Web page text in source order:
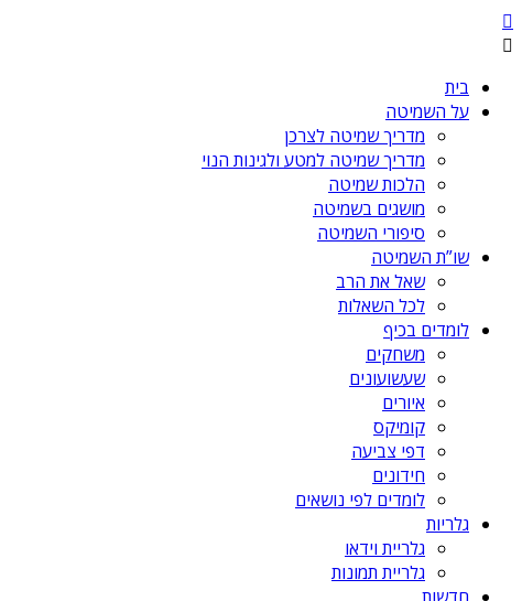
בית
על השמיטה
מדריך שמיטה לצרכן
מדריך שמיטה למטע ולגינות הנוי
הלכות שמיטה
מושגים בשמיטה
סיפורי השמיטה
שו”ת השמיטה
שאל את הרב
לכל השאלות
לומדים בכיף
משחקים
שעשועונים
איורים
קומיקס
דפי צביעה
חידונים
לומדים לפי נושאים
גלריות
גלריית וידאו
גלריית תמונות